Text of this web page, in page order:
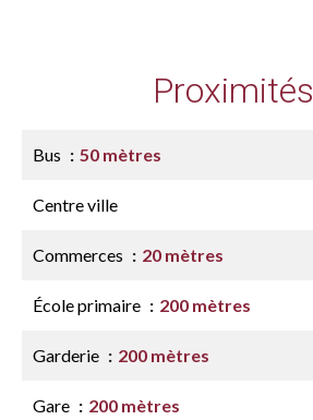
Proximités
Bus 50 mètres
Centre ville
Commerces 20 mètres
École primaire 200 mètres
Garderie 200 mètres
Gare 200 mètres